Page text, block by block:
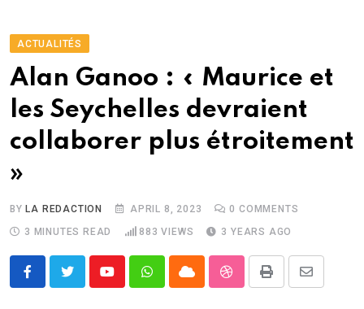
ACTUALITÉS
Alan Ganoo : « Maurice et
les Seychelles devraient
collaborer plus étroitement
»
BYLA REDACTION APRIL 8, 2023 0 COMMENTS
3 MINUTES READ
883 VIEWS 3 YEARS AGO
YoutubeWhatsappCloud StumbleUpon
Print
Share